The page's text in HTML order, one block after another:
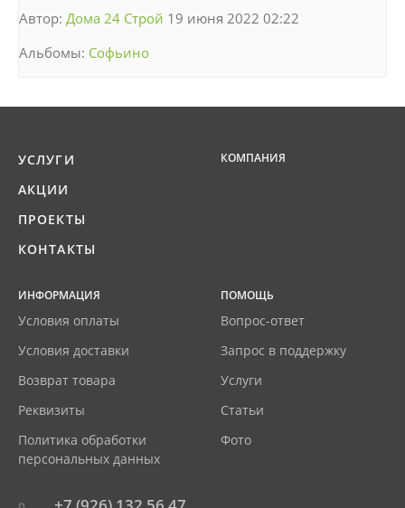
Автор: Дома 24 Строй 19 июня 2022 02:22
Альбомы: Софьино
УСЛУГИ
АКЦИИ
ПРОЕКТЫ
КОНТАКТЫ
КОМПАНИЯ
ИНФОРМАЦИЯ
Условия оплаты
Условия доставки
Возврат товара
Реквизиты
Политика обработки
персональных данных
ПОМОЩЬ
Вопрос-ответ
Запрос в поддержку
Услуги
Статьи
Фото